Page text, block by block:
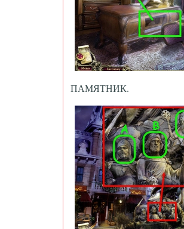
ПАМЯТНИК.